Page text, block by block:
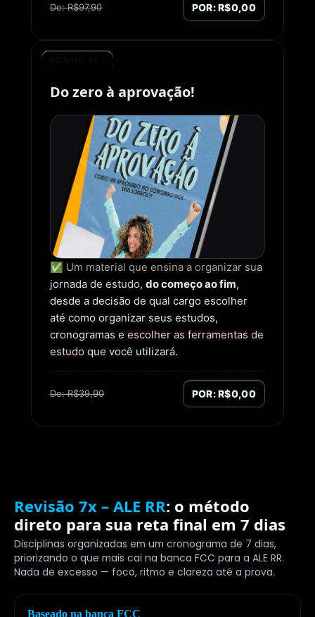
De: R$97,90 POR: R$0,00
Do zero à aprovação!
✅ Um material que ensina a organizar sua
jornada de estudo, do começo ao fim,
desde a decisão de qual cargo escolher
até como organizar seus estudos,
cronogramas e escolher as ferramentas de
estudo que você utilizará.
De: R$39,90 POR: R$0,00
Revisão 7x – ALE RR: o método
direto para sua reta final em 7 dias
Disciplinas organizadas em um cronograma de 7 dias,
priorizando o que mais cai na banca FCC para a ALE RR.
Nada de excesso — foco, ritmo e clareza até a prova.
Baseado na banca FCC